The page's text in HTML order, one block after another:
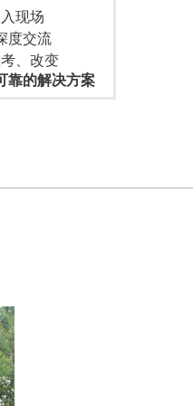
现场
度交流
、改变
靠的解决方案